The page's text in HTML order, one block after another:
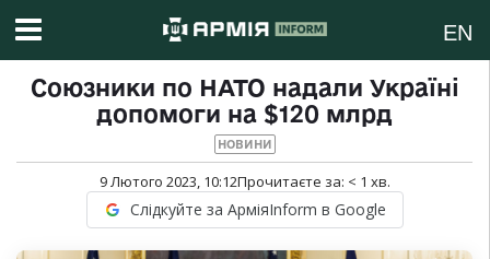
EN
Союзники по НАТО надали Україні
допомоги на $120 млрд
НОВИНИ
9 Лютого 2023, 10:12Прочитаєте за: < 1 хв.
Слідкуйте за АрміяInform в Google